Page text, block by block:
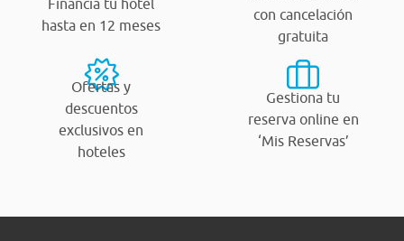
hasta en 12 meses
con cancelación
gratuita
Ofertas y
descuentos
exclusivos en
hoteles
Gestiona tu
reserva online en
‘Mis Reservas’